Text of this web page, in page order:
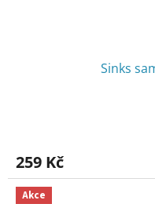
Sinks
259 Kč
Akce